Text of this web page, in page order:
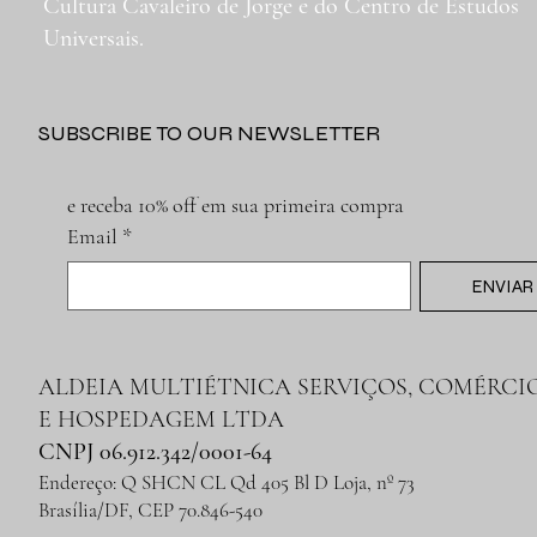
e receba 10% off em sua primeira compra
Email *
ENVIAR
Universais.
SUBSCRIBE TO OUR NEWSLETTER
ALDEIA MULTIÉTNICA SERVIÇOS,
E HOSPEDAGEM LTDA
CNPJ 06.912.342/0001-64
Endereço: Q SHCN CL Qd 405 Bl D Loja, nº 73
Brasília/DF, CEP 70.846-540